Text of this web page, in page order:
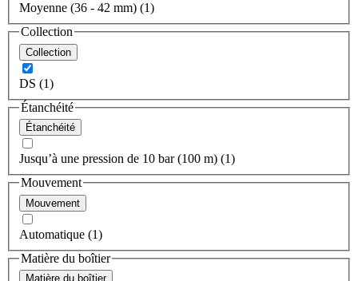
Moyenne (36 - 42 mm) (1)
Collection
Collection
DS (1)
Étanchéité
Étanchéité
Jusqu’à une pression de 10 bar (100 m) (1)
Mouvement
Mouvement
Automatique (1)
Matière du boîtier
Matière du boîtier